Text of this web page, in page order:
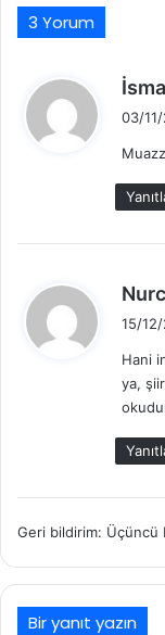
3 Yorum
03/
15/
Hani
ya,
Geri bildirim: Üçüncü
Bir yanıt yazın